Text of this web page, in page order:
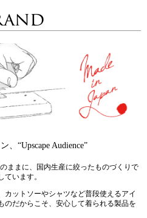
、“Upscape Audience”
ままに、国内生産に絞ったものづくりで
います。
カットソーやシャツなど普段使えるアイ
のだからこそ、安心して着られる製品を